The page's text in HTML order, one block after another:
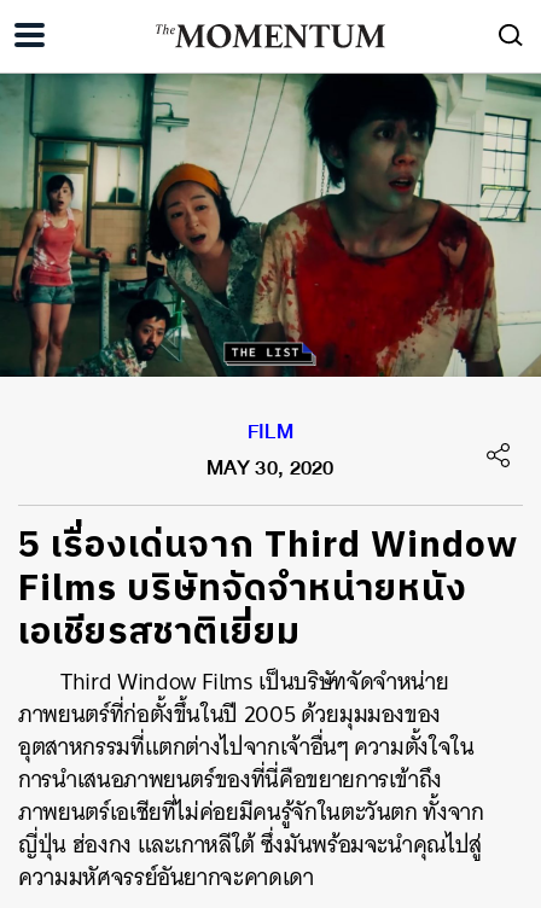
FILM
MAY 30, 2020
5 เรื่องเด่นจาก Third Window
Films บริษัทจัดจำหน่ายหนัง
เอเชียรสชาติเยี่ยม
Third Window Films เป็นบริษัทจัดจำหน่าย
ภาพยนตร์ที่ก่อตั้งขึ้นในปี 2005 ด้วยมุมมองของ
อุตสาหกรรมที่แตกต่างไปจากเจ้าอื่นๆ ความตั้งใจใน
การนำเสนอภาพยนตร์ของที่นี่คือขยายการเข้าถึง
ภาพยนตร์เอเชียที่ไม่ค่อยมีคนรู้จักในตะวันตก ทั้งจาก
ญี่ปุ่น ฮ่องกง และเกาหลีใต้ ซึ่งมันพร้อมจะนำคุณไปสู่
ความมหัศจรรย์อันยากจะคาดเดา